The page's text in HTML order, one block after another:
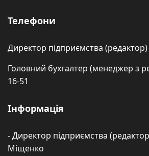
Телефони
Директор підприємства
Головний бухгалтер (менеджер з
16-51
Інформація
- Директор підприємства
Міщенко